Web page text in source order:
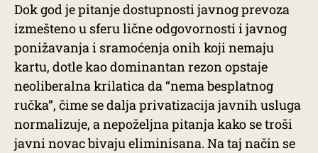
Dok god je pitanje dostupnosti javnog prevoza
izmešteno u sferu lične odgovornosti i javnog
ponižavanja i sramoćenja onih koji nemaju
kartu, dotle kao dominantan rezon opstaje
neoliberalna krilatica da “nema besplatnog
ručka”, čime se dalja privatizacija javnih usluga
normalizuje, a nepoželjna pitanja kako se troši
javni novac bivaju eliminisana. Na taj način se